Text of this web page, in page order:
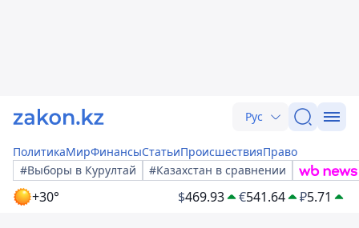
Рус
ПолитикаМирФинансыСтатьиПроисшествияПраво
#Выборы в Курултай
#Казахстан в сравнении
+30° $469.93 €541.64 ₽5.71